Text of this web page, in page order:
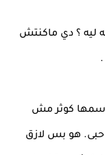
ليه ؟ دي ماكنتش
كوثر مش
هو بس لازق